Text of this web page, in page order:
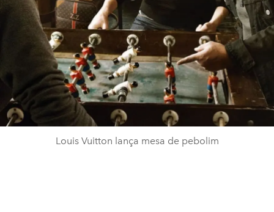
Louis Vuitton lança mesa de pebolim